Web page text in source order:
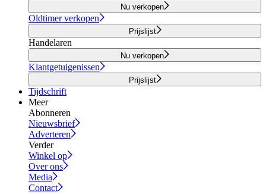
Nu verkopen
Oldtimer verkopen
Prijslijst
Handelaren
Nu verkopen
Klantgetuigenissen
Prijslijst
Tijdschrift
Meer
Abonneren
Nieuwsbrief
Adverteren
Verder
Winkel op
Over ons
Media
Contact